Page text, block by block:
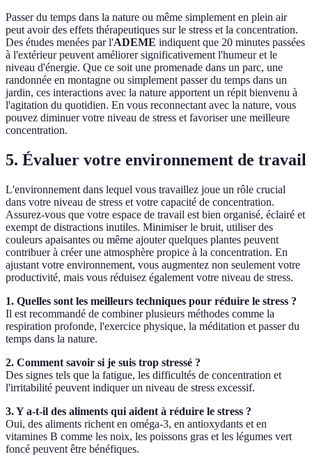
Passer du temps dans la nature ou même simplement en plein air
peut avoir des effets thérapeutiques sur le stress et la concentration.
Des études menées par l'ADEME indiquent que 20 minutes passées
à l'extérieur peuvent améliorer significativement l'humeur et le
niveau d'énergie. Que ce soit une promenade dans un parc, une
randonnée en montagne ou simplement passer du temps dans un
jardin, ces interactions avec la nature apportent un répit bienvenu à
l'agitation du quotidien. En vous reconnectant avec la nature, vous
pouvez diminuer votre niveau de stress et favoriser une meilleure
concentration.
5. Évaluer votre environnement de travail
L'environnement dans lequel vous travaillez joue un rôle crucial
dans votre niveau de stress et votre capacité de concentration.
Assurez-vous que votre espace de travail est bien organisé, éclairé et
exempt de distractions inutiles. Minimiser le bruit, utiliser des
couleurs apaisantes ou même ajouter quelques plantes peuvent
contribuer à créer une atmosphère propice à la concentration. En
ajustant votre environnement, vous augmentez non seulement votre
productivité, mais vous réduisez également votre niveau de stress.
1. Quelles sont les meilleurs techniques pour réduire le stress ?
Il est recommandé de combiner plusieurs méthodes comme la
respiration profonde, l'exercice physique, la méditation et passer du
temps dans la nature.
2. Comment savoir si je suis trop stressé ?
Des signes tels que la fatigue, les difficultés de concentration et
l'irritabilité peuvent indiquer un niveau de stress excessif.
3. Y a-t-il des aliments qui aident à réduire le stress ?
Oui, des aliments richent en oméga-3, en antioxydants et en
vitamines B comme les noix, les poissons gras et les légumes vert
foncé peuvent être bénéfiques.